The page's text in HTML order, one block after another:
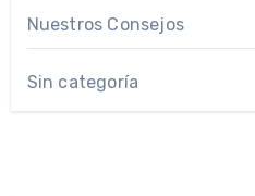
Nuestros Consejos
Sin categoría